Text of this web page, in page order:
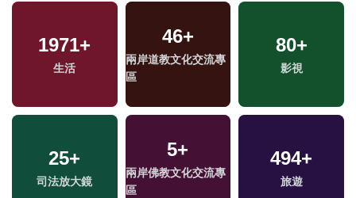
1971+
生活
46+
兩岸道教文化交流專
區
80+
影視
25+
司法放大鏡
5+
兩岸佛教文化交流專
區
494+
旅遊